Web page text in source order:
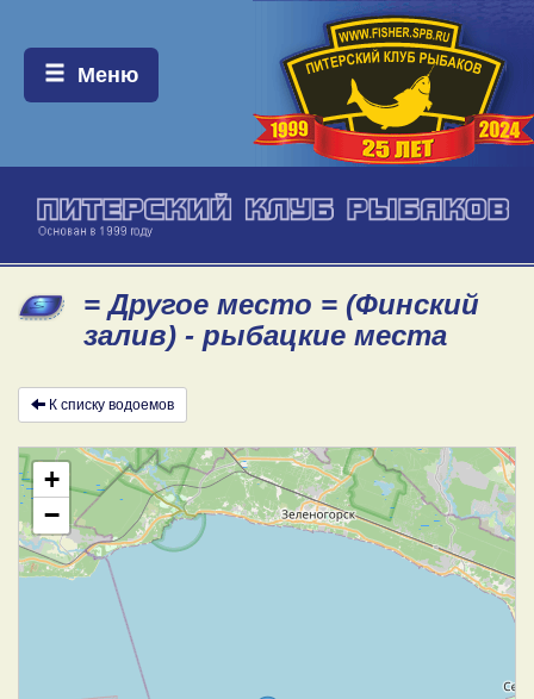
Меню:
Меню
= Другое место = (Финский
залив) - рыбацкие места
К списку водоемов
+
−